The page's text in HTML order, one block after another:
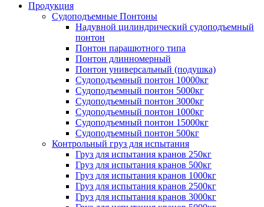
Продукция
Судоподъемные Понтоны
Надувной цилиндрический судоподъемный
понтон
Понтон парашютного типа
Понтон длинномерный
Понтон универсальный (подушка)
Судоподъемный понтон 10000кг
Судоподъемный понтон 5000кг
Судоподъемный понтон 3000кг
Судоподъемный понтон 1000кг
Судоподъемный понтон 15000кг
Судоподъемный понтон 500кг
Контрольный груз для испытания
Груз для испытания кранов 250кг
Груз для испытания кранов 500кг
Груз для испытания кранов 1000кг
Груз для испытания кранов 2500кг
Груз для испытания кранов 3000кг